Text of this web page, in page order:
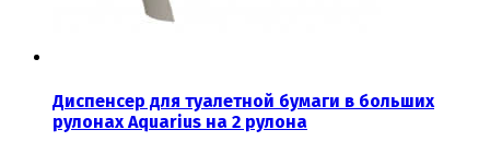
Диспенсер для туалетной бумаги в больших
рулонах Aquarius на 2 рулона